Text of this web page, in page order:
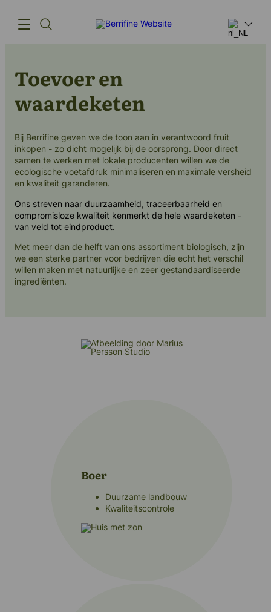
Producten
Innovatie
Toeleveringsketen
Ons verhaal
(+45) 57 67 50 05
info@berrifine.com
Neem contact met ons op
Toevoer en
waardeketen
Bij Berrifine geven we de toon aan in verantwoord fruit
inkopen - zo dicht mogelijk bij de oorsprong. Door direct
samen te werken met lokale producenten willen we de
ecologische voetafdruk minimaliseren en maximale versheid
en kwaliteit garanderen.
Ons streven naar duurzaamheid, traceerbaarheid en
compromisloze kwaliteit kenmerkt de hele waardeketen -
van veld tot eindproduct.
Met meer dan de helft van ons assortiment biologisch, zijn
we een sterke partner voor bedrijven die echt het verschil
willen maken met natuurlijke en zeer gestandaardiseerde
ingrediënten.
Boer
Duurzame landbouw
Kwaliteitscontrole